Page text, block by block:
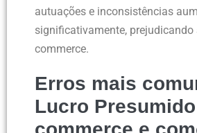
autuações e inconsistências
significativamente, prejudicando
commerce.
Erros mais
Lucro